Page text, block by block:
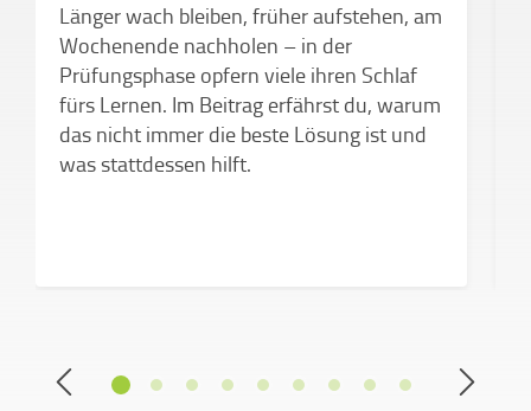
Länger wach bleiben, früher aufstehen, am
Wochenende nachholen – in der
Prüfungsphase opfern viele ihren Schlaf
fürs Lernen. Im Beitrag erfährst du, warum
das nicht immer die beste Lösung ist und
was stattdessen hilft.